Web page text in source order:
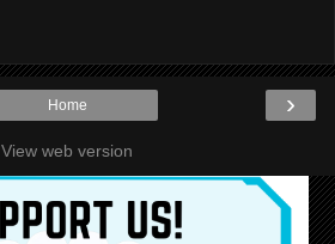
›
Home
View web version